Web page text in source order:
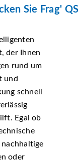
Sie Frag' QS
der Ihnen
rund um
und
schnell
Egal ob
nachhaltige
oder